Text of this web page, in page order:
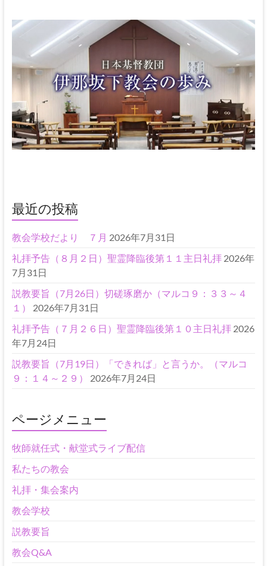
最近の投稿
教会学校だより ７月 2026年7月31日
礼拝予告（８月２日）聖霊降臨後第１１主日礼拝 2026年
7月31日
説教要旨（7月26日）切磋琢磨か（マルコ９：３３～４
１）
2026年7月31日
礼拝予告（７月２６日）聖霊降臨後第１０主日礼拝 2026
年7月24日
説教要旨（7月19日）「できれば」と言うか。（マルコ
９：１４～２９）
2026年7月24日
ページメニュー
牧師就任式・献堂式ライブ配信
私たちの教会
礼拝・集会案内
教会学校
説教要旨
教会Q&A